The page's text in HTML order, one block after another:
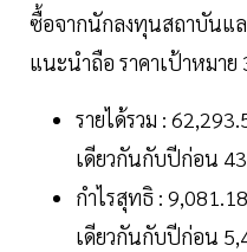
ซื้อจากนักลงทุนสถาบันแล
แนะนำถือ ราคาเป้าหมาย
รายได้รวม :
เดียวกันกับปีก่อน
กำไรสุทธิ :
เดียวกันกับปีก่อน